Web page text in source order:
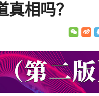
相吗？